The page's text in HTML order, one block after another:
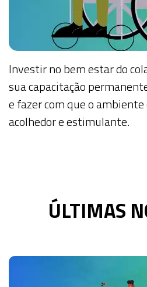
Investir no bem estar do
sua capacitação
e fazer com que o
acolhedor e estimulante.
ÚLTIMAS